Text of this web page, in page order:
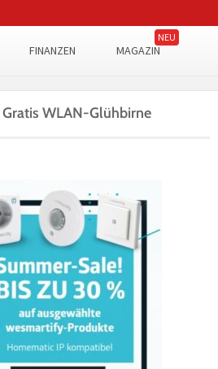
FINANZEN MAGAZIN
WLAN-Glühbirne